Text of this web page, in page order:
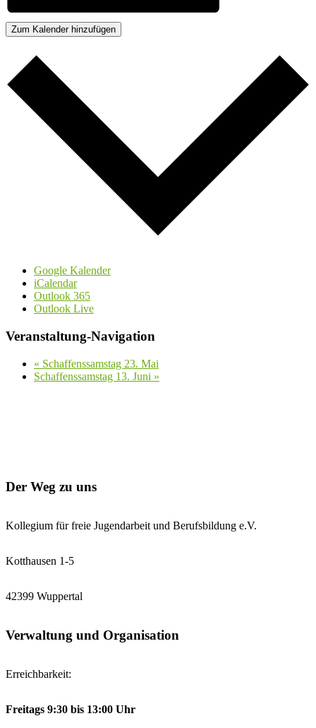
Zum Kalender hinzufügen
Google Kalender
iCalendar
Outlook 365
Outlook Live
Veranstaltung-Navigation
« Schaffenssamstag 23. Mai
Schaffenssamstag 13. Juni »
Der Weg zu uns
Kollegium für freie Jugendarbeit und Berufsbildung e.V.
Kotthausen 1-5
42399 Wuppertal
Verwaltung und Organisation
Erreichbarkeit:
Freitags 9:30 bis 13:00 Uhr